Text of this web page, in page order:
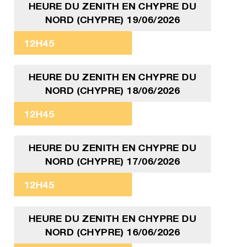
HEURE DU ZENITH EN CHYPRE DU
NORD (CHYPRE) 19/06/2026
12H45
HEURE DU ZENITH EN CHYPRE DU
NORD (CHYPRE) 18/06/2026
12H45
HEURE DU ZENITH EN CHYPRE DU
NORD (CHYPRE) 17/06/2026
12H45
HEURE DU ZENITH EN CHYPRE DU
NORD (CHYPRE) 16/06/2026